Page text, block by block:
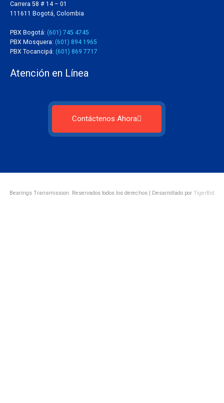
Carrera 58 # 14 – 01
111611 Bogotá, Colombia
PBX Bogotá: (601) 745 4745
PBX Mosquera: (601) 894 1965
PBX Tocancipá: (601) 869 7717
Atención en Línea
Contáctenos Ahora
Bearings Transmission. Reservados todos los derechos | Desarrollado por TigerBid